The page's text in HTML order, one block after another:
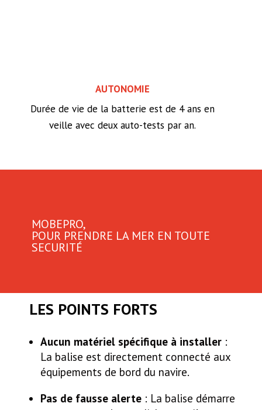
AUTONOMIE
Durée de vie de la batterie est de 4 ans en
veille avec deux auto-tests par an.
MOBEPRO,
POUR PRENDRE LA MER EN TOUTE
SECURITÉ
LES POINTS FORTS
Aucun matériel spécifique à installer :
La balise est directement connecté aux
équipements de bord du navire.
Pas de fausse alerte : La balise démarre